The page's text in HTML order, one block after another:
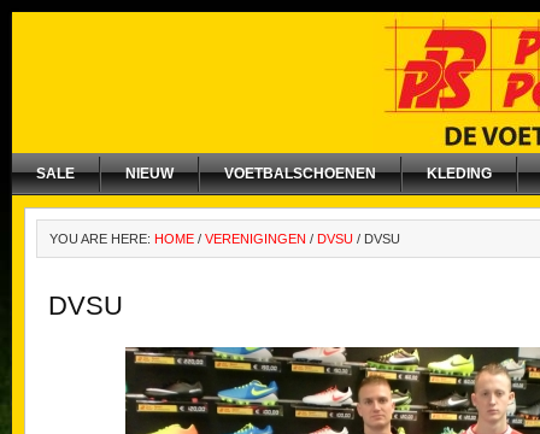
SALE NIEUW VOETBALSCHOENEN KLEDING
YOU ARE HERE: HOME / VERENIGINGEN / DVSU / DVSU
DVSU